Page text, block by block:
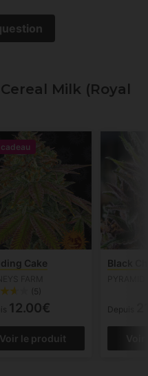
Milk (Royal
Cake
(5)
12.00€
Voir le produit
Black
Depuis